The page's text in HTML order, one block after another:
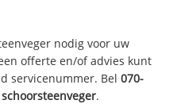
nodig voor uw
offerte en/of advies kunt
servicenummer. Bel070-
.